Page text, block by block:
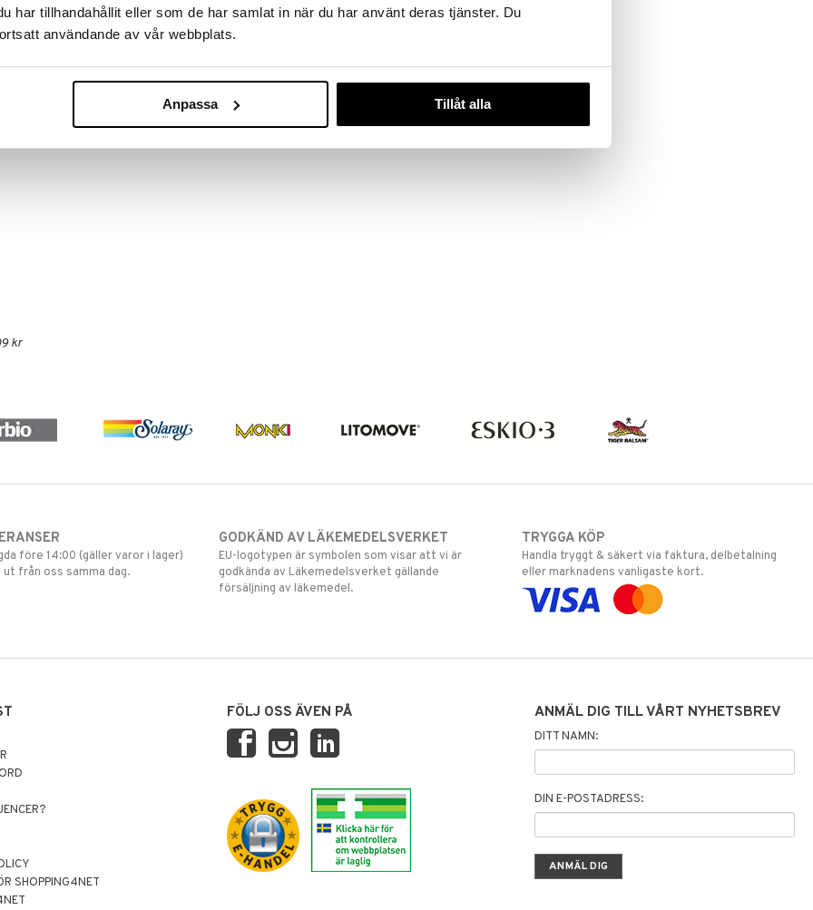
har tillhandahållit eller som de har samlat in när du har använt deras tjänster. Du
användande av vår webbplats.
Anpassa Tillåt alla
kr
före 14:00 (gäller varor i lager)
från oss samma dag.
GODKÄND AV LÄKEMEDELSVERKET
EU-logotypen är symbolen som visar att vi är
godkända av Läkemedelsverket gällande
försäljning av läkemedel.
TRYGGA KÖP
Handla tryggt & säkert via faktura, delbetalning
eller marknadens vanligaste kort.
SHOPPING4NET
FÖLJ OSS ÄVEN PÅ ANMÄL DIG TILL VÅRT NYHETSBREV
DITT NAMN:
DIN E-POSTADRESS: